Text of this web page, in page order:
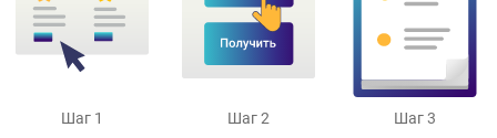
Шаг 1
Шаг 2
Шаг 3